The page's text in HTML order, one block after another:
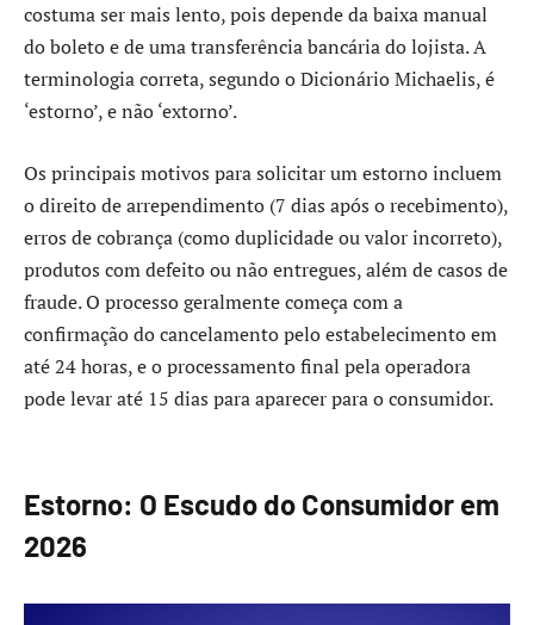
costuma ser mais lento, pois depende da baixa manual
do boleto e de uma transferência bancária do lojista. A
terminologia correta, segundo o Dicionário Michaelis, é
‘estorno’, e não ‘extorno’.
Os principais motivos para solicitar um estorno incluem
o direito de arrependimento (7 dias após o recebimento),
erros de cobrança (como duplicidade ou valor incorreto),
produtos com defeito ou não entregues, além de casos de
fraude. O processo geralmente começa com a
confirmação do cancelamento pelo estabelecimento em
até 24 horas, e o processamento final pela operadora
pode levar até 15 dias para aparecer para o consumidor.
Estorno: O Escudo do Consumidor em
2026